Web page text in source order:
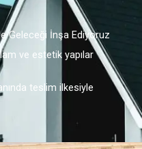
Geleceği İnşa Ediyoruz
ve estetik yapılar
teslim ilkesiyle